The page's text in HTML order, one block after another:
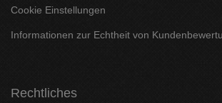
Cookie Einstellungen
Informationen zur Echtheit von
Rechtliches